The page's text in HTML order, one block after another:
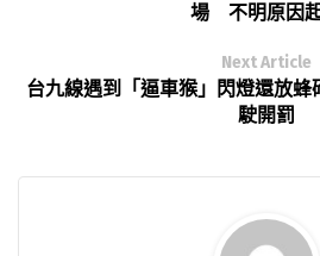
場 不明原因
Next Article
台九線遇到「逼車猴」閃燈還放
駛開罰